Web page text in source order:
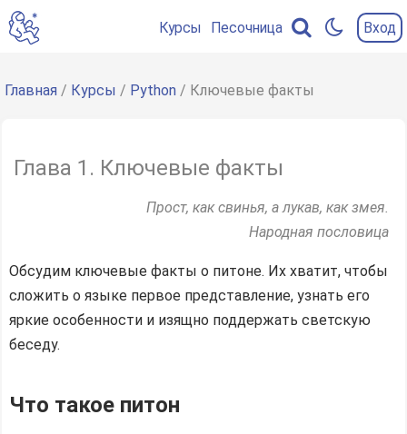
Содержание
питон
Сильные
и
слабые
стороны
питона:
Курсы Песочница Вход
Главная / Курсы / Python / Ключевые факты
Глава 1. Ключевые факты
Прост, как свинья, а лукав, как змея.
Народная пословица
Обсудим ключевые факты о питоне. Их хватит, чтобы
сложить о языке первое представление, узнать его
яркие особенности и изящно поддержать светскую
беседу.
Что такое питон